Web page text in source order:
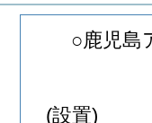
○鹿児島
(設置)